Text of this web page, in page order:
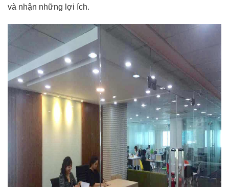
và nhận những lợi ích.